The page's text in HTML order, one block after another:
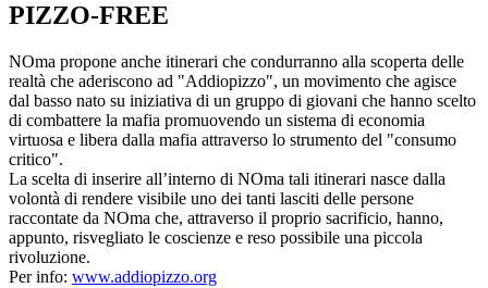
PIZZO-FREE
NOma propone anche itinerari che condurranno alla scoperta delle
realtà che aderiscono ad "Addiopizzo", un movimento che agisce
dal basso nato su iniziativa di un gruppo di giovani che hanno scelto
di combattere la mafia promuovendo un sistema di economia
virtuosa e libera dalla mafia attraverso lo strumento del "consumo
critico".
La scelta di inserire all’interno di NOma tali itinerari nasce dalla
volontà di rendere visibile uno dei tanti lasciti delle persone
raccontate da NOma che, attraverso il proprio sacrificio, hanno,
appunto, risvegliato le coscienze e reso possibile una piccola
rivoluzione.
Per info: www.addiopizzo.org